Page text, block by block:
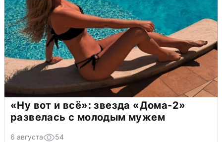
«Ну вот и всё»: звезда «Дома-2»
развелась с молодым мужем
6 августа 54